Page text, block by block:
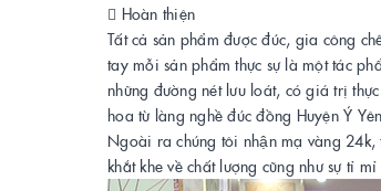
 Hoàn thiện
Tất cả sản phẩm được đúc, gia công
tay mỗi sản phẩm thực sự là một tác
những đường nét lưu loát, có giá trị
hoa từ làng nghề đúc đồng Huyện Ý
Ngoài ra chúng tôi nhận mạ vàng
khắt khe về chất lượng cũng như sự tỉ